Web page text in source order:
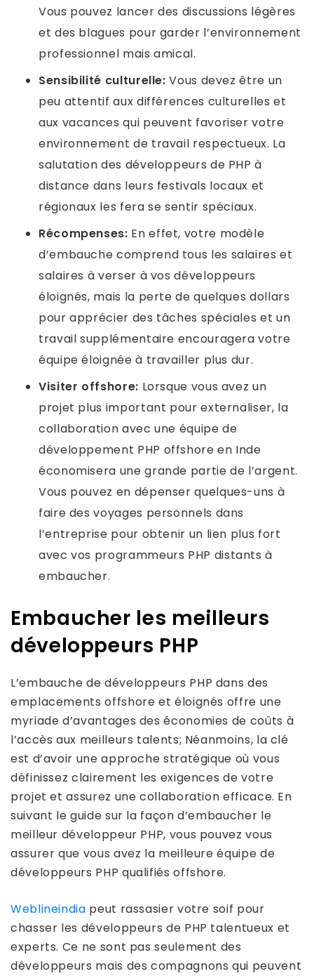
Vous pouvez lancer des discussions légères
et des blagues pour garder l’environnement
professionnel mais amical.
Sensibilité culturelle:Vous devez être un
peu attentif aux différences culturelles et
aux vacances qui peuvent favoriser votre
environnement de travail respectueux. La
salutation des développeurs de PHP à
distance dans leurs festivals locaux et
régionaux les fera se sentir spéciaux.
Récompenses: En effet, votre modèle
d’embauche comprend tous les salaires et
salaires à verser à vos développeurs
éloignés, mais la perte de quelques dollars
pour apprécier des tâches spéciales et un
travail supplémentaire encouragera votre
équipe éloignée à travailler plus dur.
Visiter offshore: Lorsque vous avez un
projet plus important pour externaliser, la
collaboration avec une équipe de
développement PHP offshore en Inde
économisera une grande partie de l’argent.
Vous pouvez en dépenser quelques-uns à
faire des voyages personnels dans
l’entreprise pour obtenir un lien plus fort
avec vos programmeurs PHP distants à
embaucher.
Embaucher les meilleurs
développeurs PHP
L’embauche de développeurs PHP dans des
emplacements offshore et éloignés offre une
myriade d’avantages des économies de coûts à
l’accès aux meilleurs talents; Néanmoins, la clé
est d’avoir une approche stratégique où vous
définissez clairement les exigences de votre
projet et assurez une collaboration efficace. En
suivant le guide sur la façon d’embaucher le
meilleur développeur PHP, vous pouvez vous
assurer que vous avez la meilleure équipe de
développeurs PHP qualifiés offshore.
Weblineindia peut rassasier votre soif pour
chasser les développeurs de PHP talentueux et
experts. Ce ne sont pas seulement des
développeurs mais des compagnons qui peuvent